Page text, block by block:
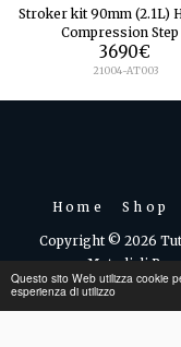
Questo sito Web utilizza cookie
esperienza di utilizzo
Stroker kit 90mm (2.1L)
Compression Step
3690€
21004-AT003
Home Shop
Copyright © 2026
Metodi di